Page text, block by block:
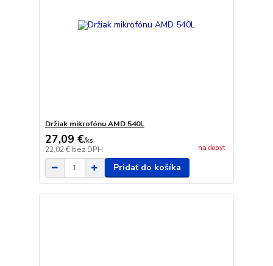
Držiak mikrofónu AMD 540L
27,09 €/ks
22,02 € bez DPH na dopyt
Pridať do košíka